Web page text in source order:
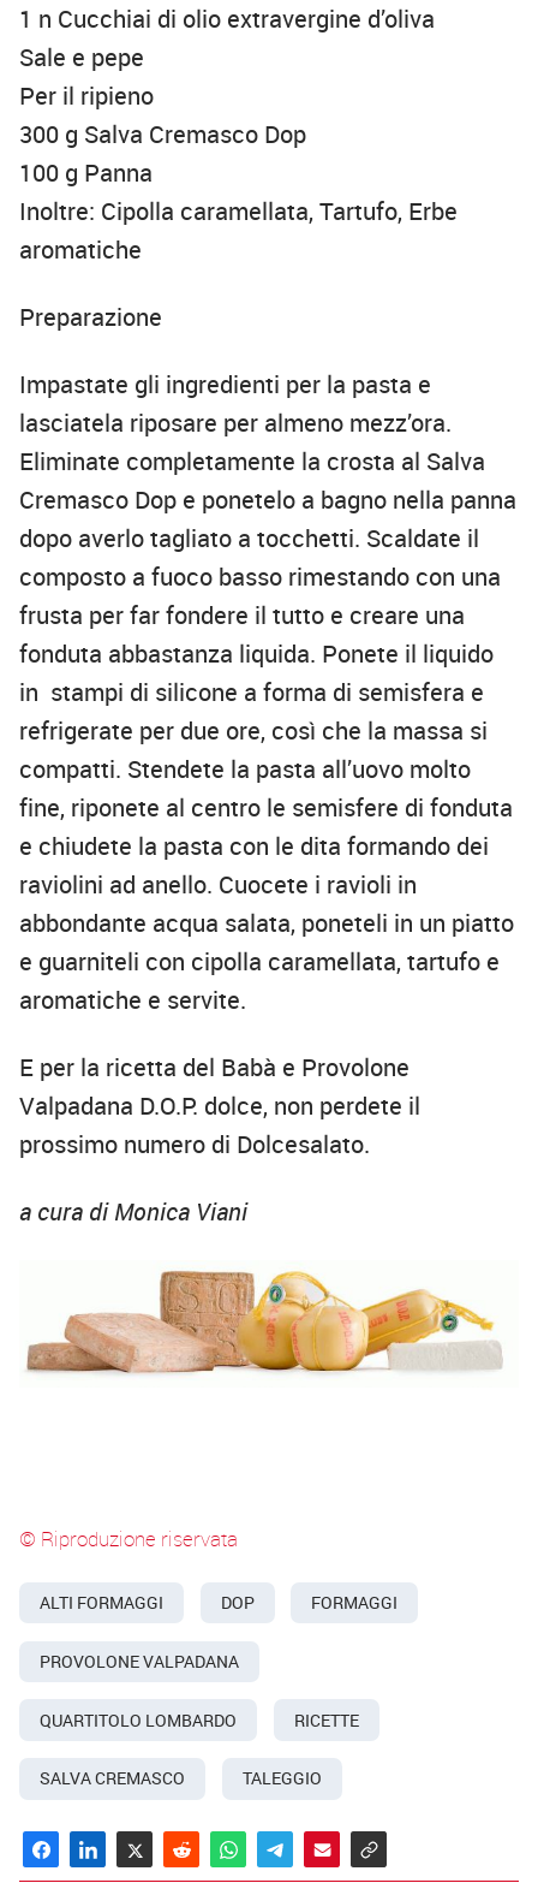
1 n Cucchiai di olio extravergine d’oliva
Sale e pepe
Per il ripieno
300 g Salva Cremasco Dop
100 g Panna
Inoltre: Cipolla caramellata, Tartufo, Erbe
aromatiche
Preparazione
Impastate gli ingredienti per la pasta e
lasciatela riposare per almeno mezz’ora.
Eliminate completamente la crosta al Salva
Cremasco Dop e ponetelo a bagno nella panna
dopo averlo tagliato a tocchetti. Scaldate il
composto a fuoco basso rimestando con una
frusta per far fondere il tutto e creare una
fonduta abbastanza liquida. Ponete il liquido
in stampi di silicone a forma di semisfera e
refrigerate per due ore, così che la massa si
compatti. Stendete la pasta all’uovo molto
fine, riponete al centro le semisfere di fonduta
e chiudete la pasta con le dita formando dei
raviolini ad anello. Cuocete i ravioli in
abbondante acqua salata, poneteli in un piatto
e guarniteli con cipolla caramellata, tartufo e
aromatiche e servite.
E per la ricetta del Babà e Provolone
Valpadana D.O.P. dolce, non perdete il
prossimo numero di Dolcesalato.
a cura di Monica Viani
© Riproduzione riservata
ALTI FORMAGGI DOP FORMAGGI
PROVOLONE VALPADANA
QUARTITOLO LOMBARDO RICETTE
SALVA CREMASCO TALEGGIO